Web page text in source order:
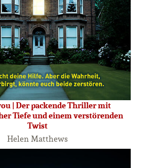
| Der packende Thriller mit
Tiefe und einem verstörenden
Twist
Helen Matthews